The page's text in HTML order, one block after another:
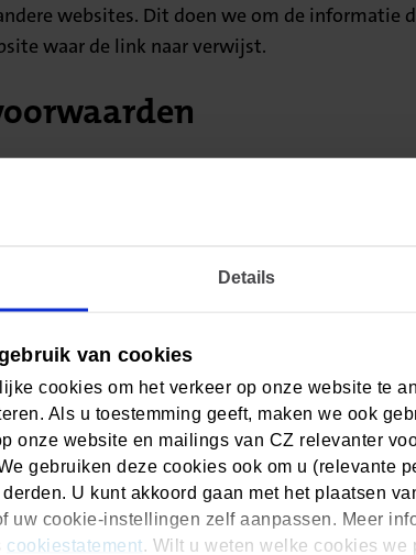
Details
van cookies
cookies om het verkeer op onze website te
Als u toestemming geeft, maken we ook
onze website en mailings van CZ relevanter
gebruiken deze cookies ook om u (relevante
U kunt akkoord gaan met het plaatsen
uw cookie-instellingen zelf aanpassen. Meer
cookiestatement . Wilt u weten welke cookies
websites. Dit doen we om de
waar de link naar verwijst.
nauwkeurig op onze website en in de CZ app.
en voor welk bedrag.
voorgaande jaren? U vindt ze in
tijd krijgt, dan zijn we niet verantwoordelijk
voor elkaar
manier. Onze huisregel is daarom dat we
prettige manier van communiceren. Lukt dit